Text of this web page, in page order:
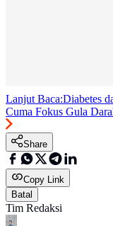
Lanjut Baca:Diabetes
Cuma Fokus Gula
Share
Copy Link
Batal
Tim Redaksi